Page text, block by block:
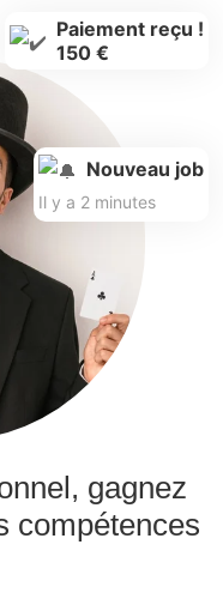
gagnez
compétences
Paiement reçu !
150 €
Nouveau job
Il y a 2 minutes